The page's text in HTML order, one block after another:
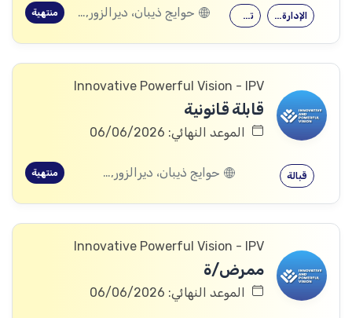
تمريض الإدارة الصحية حوايج ذيبان، ديرالزور, البصيرة، ديرالزور, محكان، ديرالزور, أبو خشب، ديرالزور, ذيبان، ديرالزور, البحرة، ديرالزور منتهية
Innovative Powerful Vision - IPV
قابلة قانونية
الموعد النهائي: 06/06/2026
قبالة حوايج ذيبان، ديرالزور, البصيرة، ديرالزور, محكان، ديرالزور, أبو خشب، ديرالزور, ذيبان، ديرالزور, البحرة، ديرالزور منتهية
Innovative Powerful Vision - IPV
ممرض/ة
الموعد النهائي: 06/06/2026